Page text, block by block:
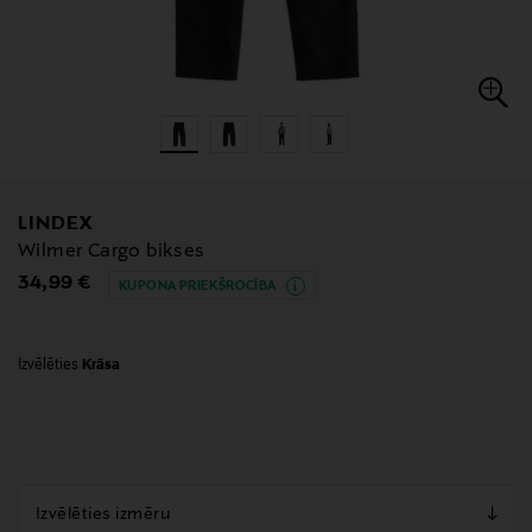
LINDEX
Wilmer Cargo bikses
Original Price
34,99 € KUPONA PRIEKŠROCĪBA
Izvēlēties Krāsa